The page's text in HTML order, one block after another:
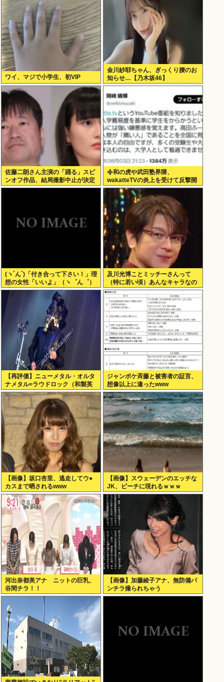
ワイ、マジで小学生、初VIP
金川紗耶ちゃん、ぎっくり腰のお
知らせ…【乃木坂46】
佐藤二朗さん主演の「踊る」スピ
ンオフ作品、結局撮影中止が決定
www
令和の虎や武田塾界隈、
wakatteTVの炎上を受けて反撃開
始
(ヽ´ん`)「付き合って下さい！」理
想の女性「いいよ」（ヽ゜ん゜）
「ほんと！？」女性「私のうんち
食べたらね」
及川光博ことミッチーさんって
（特に若い頃）あんなキャラなの
にあんまアンチおらんよな、男で
も
【再評価】ニューメタル・オルタ
ナメタル=ラウドロック（和製英
語）がZに刺さってるらしい。お
前らがキッズの頃好きだったバン
ドは何？
ジャンポケ斉藤と被害者の証言、
想像以上に違ったwww
【画像】坂口杏里、逃走してウ●
カスまで晒されるwww
【画像】スウェーデンのエッチな
JK、ビーチに現れるｗｗｗ
河出奈都美アナ ニットの巨乳、
谷間チラ！！
【画像】加藤綾子アナ、無防備パ
ンチラ撮られちゃう